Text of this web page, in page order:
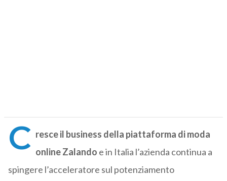
C resce il business della piattaforma di moda
online Zalando e in Italia l’azienda continua a
spingere l’acceleratore sul potenziamento